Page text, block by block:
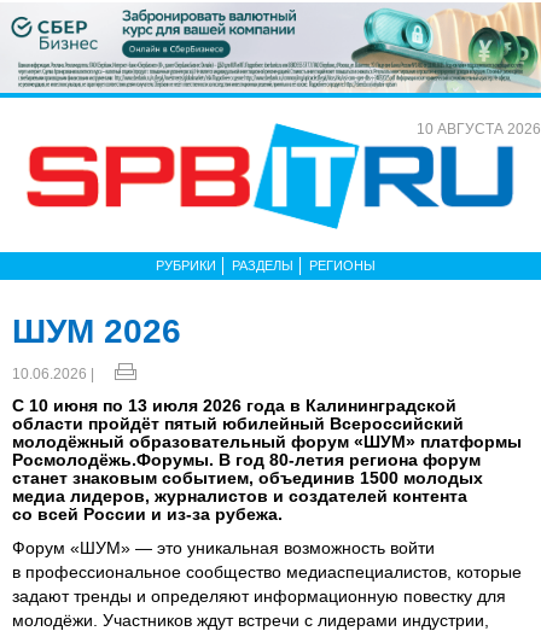
10 АВГУСТА 2026
РУБРИКИ РАЗДЕЛЫ РЕГИОНЫ
ШУМ 2026
10.06.2026 |
С 10 июня по 13 июля 2026 года в Калининградской
области пройдёт пятый юбилейный Всероссийский
молодёжный образовательный форум «ШУМ» платформы
Росмолодёжь.Форумы. В год 80-летия региона форум
станет знаковым событием, объединив 1500 молодых
медиа лидеров, журналистов и создателей контента
со всей России и из-за рубежа.
Форум «ШУМ» — это уникальная возможность войти
в профессиональное сообщество медиаспециалистов, которые
задают тренды и определяют информационную повестку для
молодёжи. Участников ждут встречи с лидерами индустрии,